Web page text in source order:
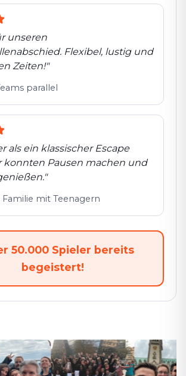
unseren
Flexibel, lustig und
Zeiten!"
parallel
als ein klassischer Escape
konnten Pausen machen und
"
Familie mit Teenagern
50.000 Spieler bereits
begeistert!